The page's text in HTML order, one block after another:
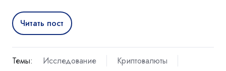
Читать пост
Темы: Исследование
Криптовалюты